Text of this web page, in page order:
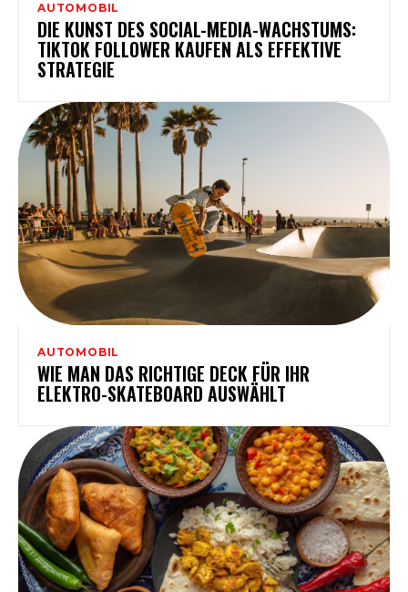
AUTOMOBIL
DIE KUNST DES SOCIAL-MEDIA-WACHSTUMS:
TIKTOK FOLLOWER KAUFEN ALS EFFEKTIVE
STRATEGIE
AUTOMOBIL
WIE MAN DAS RICHTIGE DECK FÜR IHR
ELEKTRO-SKATEBOARD AUSWÄHLT